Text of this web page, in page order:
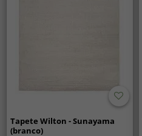
Tapete Wilton - Sunayama
(branco)